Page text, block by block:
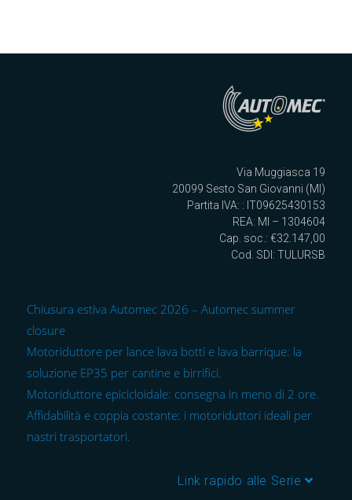
Via Muggiasca 19
20099 Sesto San Giovanni (MI)
Partita IVA: : IT09625430153
REA: MI – 1304604
Cap. soc.: €32.147,00
Cod. SDI: TULURSB
Chiusura estiva Automec 2026 – Automec summer
closure
Motoriduttore per lance lava botti e lava barrique: la
soluzione EP35 per cantine e birrifici.
Motoriduttore epicicloidale: consegna in meno di 2 ore.
Affidabilità e coppia costante: i motoriduttori ideali per
nastri trasportatori.
Link rapido alle Serie